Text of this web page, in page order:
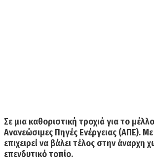
Σε μια καθοριστική τροχιά για το
Ανανεώσιμες Πηγές Ενέργειας (ΑΠΕ). Με
επιχειρεί να βάλει τέλος στην
επενδυτικό τοπίο.